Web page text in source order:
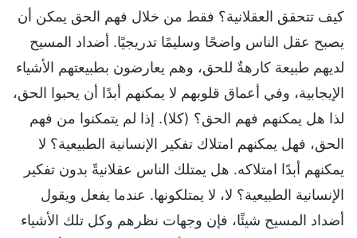
كيف تتحقق العقلانية؟ فقط من خلال فهم الحق يمكن أن
يصبح عقل الناس واضحًا وسليمًا تدريجيًا. أضداد المسيح
لديهم طبيعة كارهةٌ للحق، وهم يعارضون بطبيعتهم الأشياء
الإيجابية، وفي أعماق قلوبهم لا يمكنهم أبدًا أن يحبوا الحق،
لذا هل يمكنهم فهم الحق؟ (كلا). إذا لم يتمكنوا من فهم
الحق، فهل يمكنهم امتلاك تفكير الإنسانية الطبيعية؟ لا
يمكنهم أبدًا امتلاكه. هل يمتلك الناس عقلانيةً بدون تفكير
الإنسانية الطبيعية؟ لا، لا يمتلكونها. عندما يفعل ويقول
أضداد المسيح شيئًا، فإن وجهات نظرهم وكل تلك الأشياء